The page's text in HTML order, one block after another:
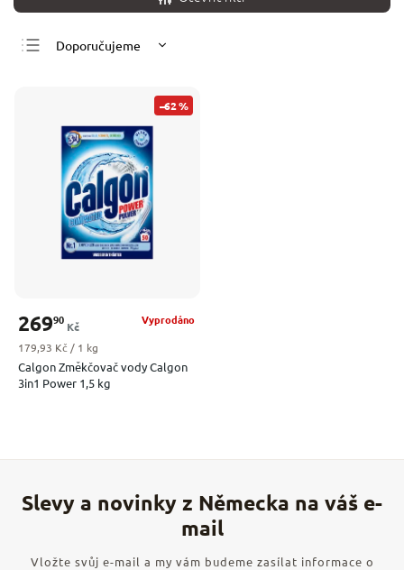
Doporučujeme
Nejprodávanější
Abecedně
–62 %
Calgon Změkčovač vody Calgon
3in1 Power 1,5 kg
Vyprodáno
26990
Kč
Měrná cena:
179,93 Kč / 1 kg
Vložte svůj e-mail a my vám budeme zasílat informace o